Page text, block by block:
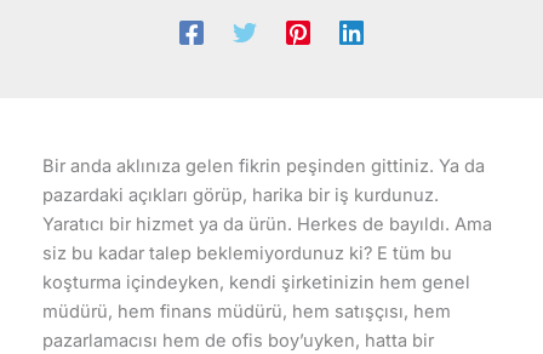
Bir anda aklınıza gelen fikrin peşinden gittiniz. Ya da
pazardaki açıkları görüp, harika bir iş kurdunuz.
Yaratıcı bir hizmet ya da ürün. Herkes de bayıldı. Ama
siz bu kadar talep beklemiyordunuz ki? E tüm bu
koşturma içindeyken, kendi şirketinizin hem genel
müdürü, hem finans müdürü, hem satışçısı, hem
pazarlamacısı hem de ofis boy’uyken, hatta bir